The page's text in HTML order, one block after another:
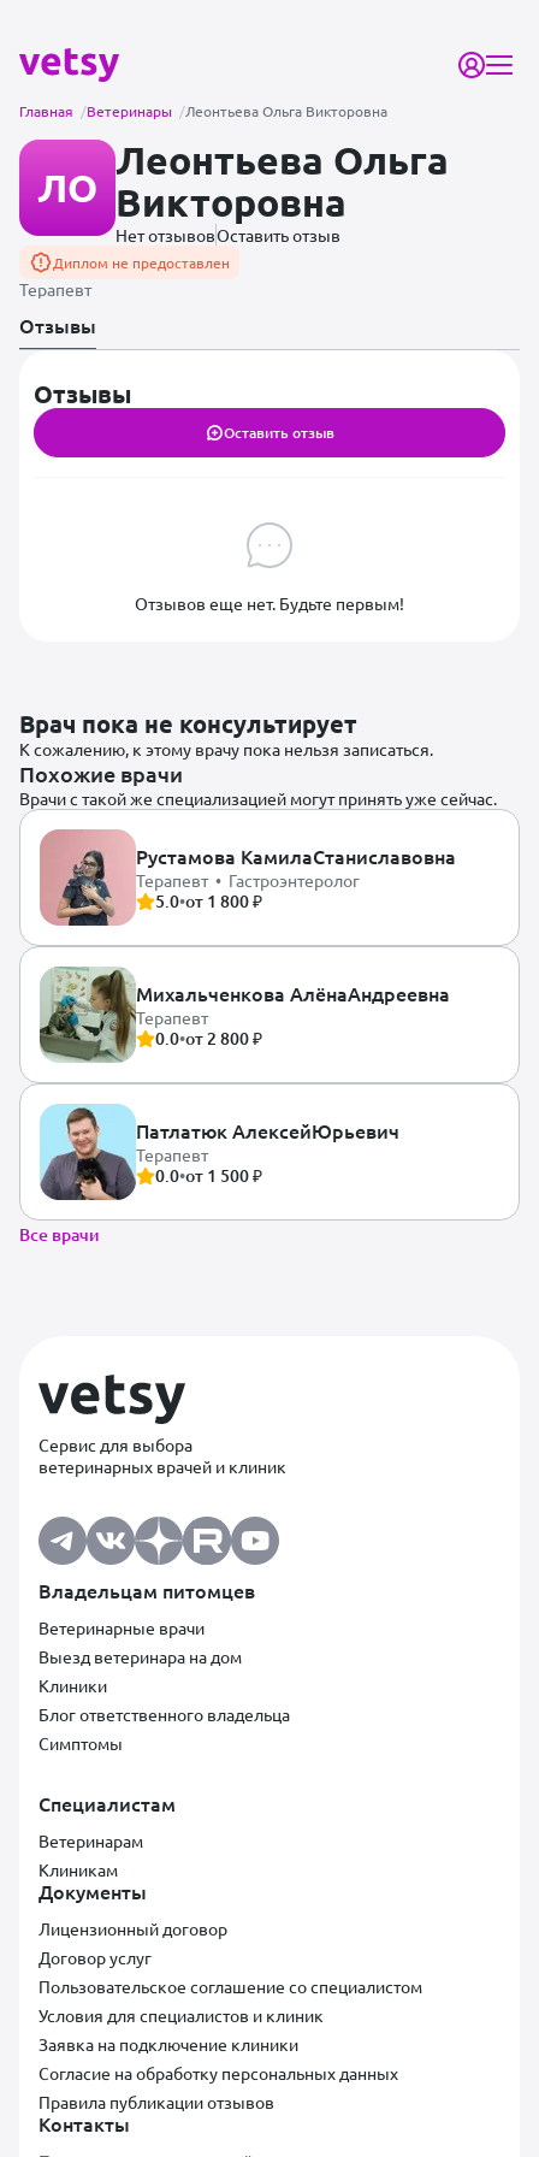
Главная /Ветеринары /Леонтьева Ольга Викторовна
ЛО
Леонтьева Ольга
Викторовна
Нет отзывовОставить отзыв
Диплом не предоставлен
Терапевт
Отзывы
Отзывы
Оставить отзыв
Отзывов еще нет. Будьте первым!
Врач пока не консультирует
К сожалению, к этому врачу пока нельзя записаться.
Похожие врачи
Врачи с такой же специализацией могут принять уже сейчас.
Рустамова КамилаСтаниславовна
Терапевт • Гастроэнтеролог
5.0•от 1 800 ₽
Михальченкова АлёнаАндреевна
Терапевт
0.0•от 2 800 ₽
Патлатюк АлексейЮрьевич
Терапевт
0.0•от 1 500 ₽
Все врачи
Сервис для выбора
ветеринарных врачей и клиник
Владельцам питомцев
Ветеринарные врачи
Выезд ветеринара на дом
Клиники
Блог ответственного владельца
Симптомы
Специалистам
Ветеринарам
Клиникам
Документы
Лицензионный договор
Договор услуг
Пользовательское соглашение со специалистом
Условия для специалистов и клиник
Заявка на подключение клиники
Согласие на обработку персональных данных
Правила публикации отзывов
Контакты